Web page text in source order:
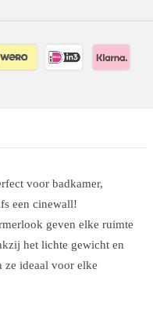
voor badkamer,
een cinewall!
geven elke ruimte
het lichte gewicht en
ze ideaal voor elke